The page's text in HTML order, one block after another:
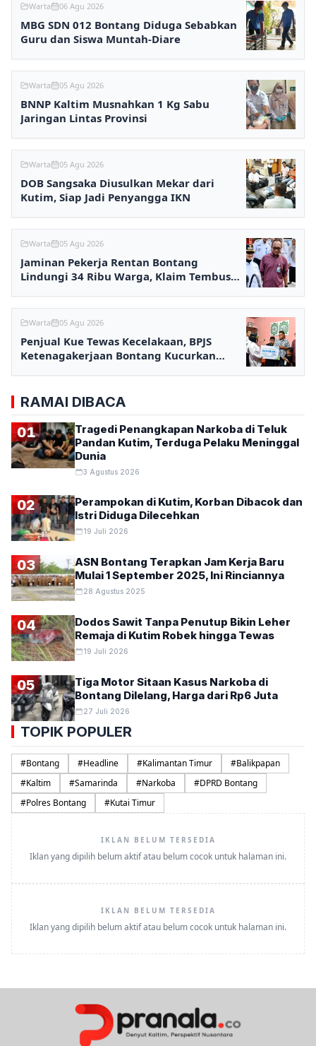
Warta 06 Agu 2026
MBG SDN 012 Bontang Diduga Sebabkan
Guru dan Siswa Muntah-Diare
Warta 05 Agu 2026
BNNP Kaltim Musnahkan 1 Kg Sabu
Jaringan Lintas Provinsi
Warta 05 Agu 2026
DOB Sangsaka Diusulkan Mekar dari
Kutim, Siap Jadi Penyangga IKN
Warta 05 Agu 2026
Jaminan Pekerja Rentan Bontang
Lindungi 34 Ribu Warga, Klaim Tembus
Warta 05 Agu 2026
Penjual Kue Tewas Kecelakaan, BPJS
Ketenagakerjaan Bontang Kucurkan
RAMAI DIBACA
01
Tragedi Penangkapan Narkoba di Teluk
Pandan Kutim, Terduga Pelaku Meninggal
Dunia
3 Agustus 2026
02
Perampokan di Kutim, Korban Dibacok dan
Istri Diduga Dilecehkan
19 Juli 2026
03
ASN Bontang Terapkan Jam Kerja Baru
Mulai 1 September 2025, Ini Rinciannya
28 Agustus 2025
04
Dodos Sawit Tanpa Penutup Bikin Leher
Remaja di Kutim Robek hingga Tewas
19 Juli 2026
05
Tiga Motor Sitaan Kasus Narkoba di
Bontang Dilelang, Harga dari Rp6 Juta
27 Juli 2026
TOPIK POPULER
#Bontang #Headline #Kalimantan Timur #Balikpapan
#Kaltim #Samarinda #Narkoba #DPRD Bontang
#Polres Bontang #Kutai Timur
IKLAN BELUM TERSEDIA
Iklan yang dipilih belum aktif atau belum cocok untuk halaman ini.
IKLAN BELUM TERSEDIA
Iklan yang dipilih belum aktif atau belum cocok untuk halaman ini.